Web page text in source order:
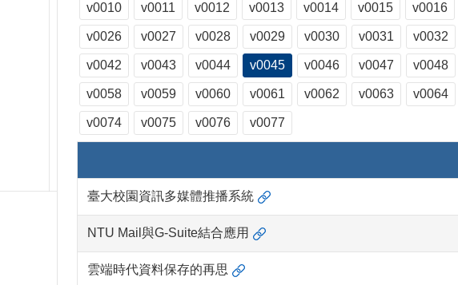
v0010 v0011 v0012 v0013 v0014 v0015 v0016
v0026 v0027 v0028 v0029 v0030 v0031 v0032
v0042 v0043 v0044 v0045 v0046 v0047 v0048
v0058 v0059 v0060 v0061 v0062 v0063 v0064
v0074 v0075 v0076 v0077
臺大校園資訊多媒體推播系統
NTU Mail與G-Suite結合應用
雲端時代資料保存的再思